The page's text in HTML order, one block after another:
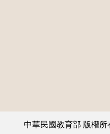
中華民國教育部 版權所